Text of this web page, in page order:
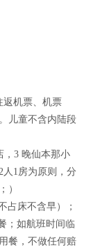
返机票、机票
儿童不含内陆段
，3 晚仙本那小
1房为原则，分
）
占床不含早）；
；如航班时间临
餐，不做任何赔